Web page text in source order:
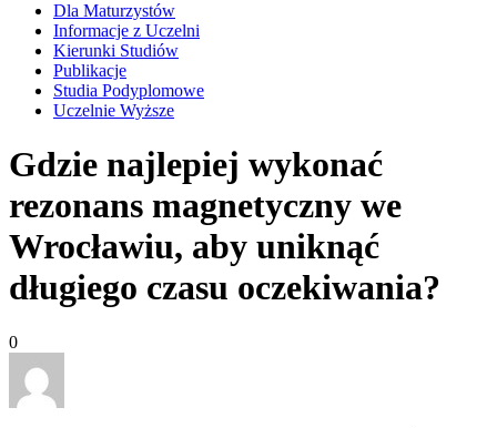
Dla Maturzystów
Informacje z Uczelni
Kierunki Studiów
Publikacje
Studia Podyplomowe
Uczelnie Wyższe
Gdzie najlepiej wykonać
rezonans magnetyczny we
Wrocławiu, aby uniknąć
długiego czasu oczekiwania?
0